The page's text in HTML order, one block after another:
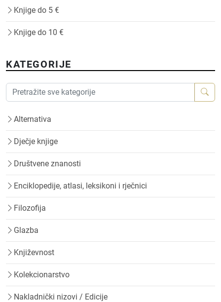
Knjige do 5 €
Knjige do 10 €
KATEGORIJE
Alternativa
Dječje knjige
Društvene znanosti
Enciklopedije, atlasi, leksikoni i rječnici
Filozofija
Glazba
Književnost
Kolekcionarstvo
Nakladnički nizovi / Edicije